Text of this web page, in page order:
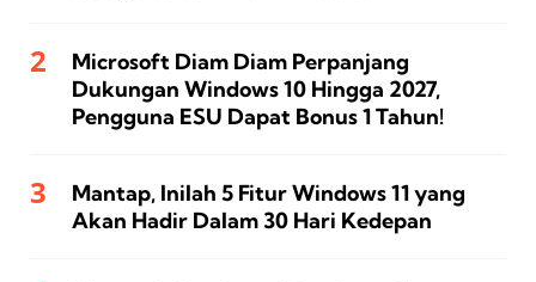
Microsoft Diam Diam Perpanjang
Dukungan Windows 10 Hingga 2027,
Pengguna ESU Dapat Bonus 1 Tahun!
Mantap, Inilah 5 Fitur Windows 11 yang
Akan Hadir Dalam 30 Hari Kedepan